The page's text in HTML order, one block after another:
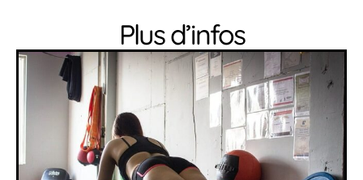
Plus d’infos